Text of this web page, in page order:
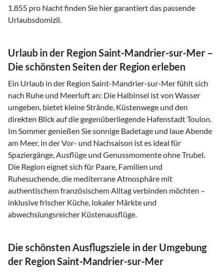
1.855 pro Nacht finden Sie hier garantiert das passende
Urlaubsdomizil.
Urlaub in der Region Saint-Mandrier-sur-Mer –
Die schönsten Seiten der Region erleben
Ein Urlaub in der Region Saint-Mandrier-sur-Mer fühlt sich
nach Ruhe und Meerluft an: Die Halbinsel ist von Wasser
umgeben, bietet kleine Strände, Küstenwege und den
direkten Blick auf die gegenüberliegende Hafenstadt Toulon.
Im Sommer genießen Sie sonnige Badetage und laue Abende
am Meer, in der Vor- und Nachsaison ist es ideal für
Spaziergänge, Ausflüge und Genussmomente ohne Trubel.
Die Region eignet sich für Paare, Familien und
Ruhesuchende, die mediterrane Atmosphäre mit
authentischem französischem Alltag verbinden möchten –
inklusive frischer Küche, lokaler Märkte und
abwechslungsreicher Küstenausflüge.
Die schönsten Ausflugsziele in der Umgebung
der Region Saint-Mandrier-sur-Mer